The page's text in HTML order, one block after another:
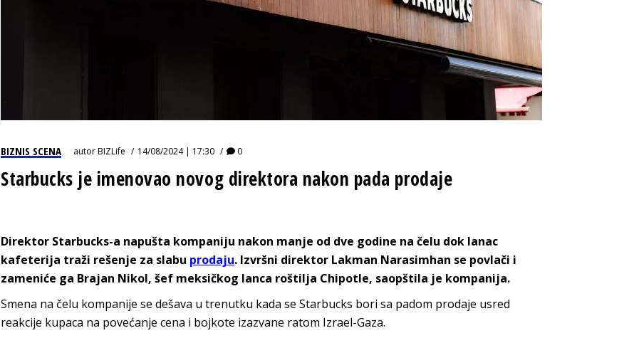
BIZNIS SCENA autorBIZLife 14/08/2024 | 17:30 0
Starbucks je imenovao novog direktora nakon pada prodaje
Direktor Starbucks-a napušta kompaniju nakon manje od dve godine na čelu dok lanac
kafeterija traži rešenje za slabu prodaju. Izvršni direktor Lakman Narasimhan se povlači i
zameniće ga Brajan Nikol, šef meksičkog lanca roštilja Chipotle, saopštila je kompanija.
Smena na čelu kompanije se dešava u trenutku kada se Starbucks bori sa padom prodaje usred
reakcije kupaca na povećanje cena i bojkote izazvane ratom Izrael-Gaza.